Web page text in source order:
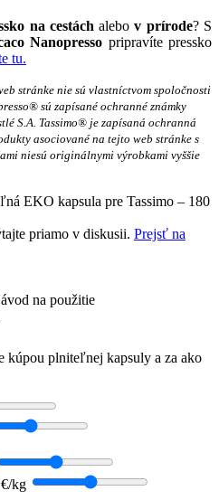
na cestách alebov prírode? S
Nanopresso pripravíte pressko
tu.
stránke nie sú vlastníctvom spoločnosti
sú zapísané ochranné známky
S.A. Tassimo® je zapísaná ochranná
asociované na tejto web stránke s
niesú originálnymi výrobkami vyššie
EKO kapsula pre Tassimo – 180
priamo v diskusii. Prejsť na
na použitie
kúpou plniteľnej kapsuly a za ako
kg